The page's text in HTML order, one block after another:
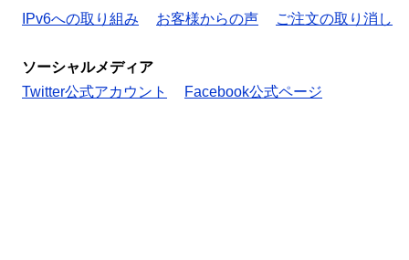
IPv6への取り組み
お客様からの声 ご注文の取り消し
ソーシャルメディア
Twitter公式アカウント
Facebook公式ページ